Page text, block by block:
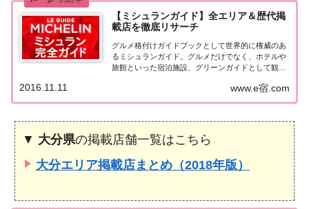
【ミシュランガイド】全エリア＆歴代掲
載店を徹底リサーチ
グルメ格付けガイドブックとして世界的に権威のあ
るミシュランガイド。グルメだけでなく、ホテルや
旅館といった宿泊施設、グリーンガイドとして観光
本版としては、2007年11月20日に「ミシュランガイ
ド東京版2008」が発売されてからエリアを...
www.e宿.com
2016.11.11
▼ 大分県の掲載店舗一覧はこちら
大分エリア掲載店まとめ（2018年版）